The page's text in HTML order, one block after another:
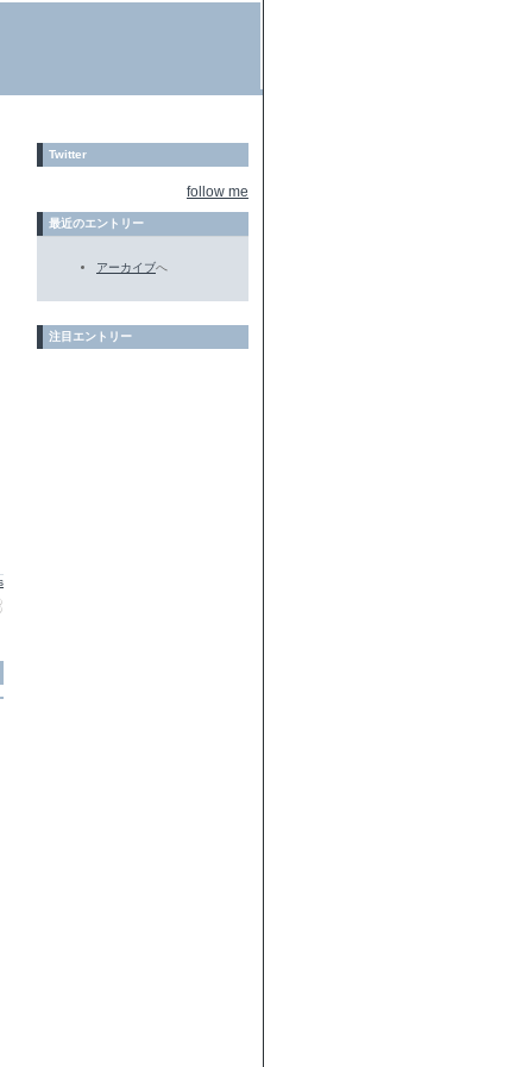
Twitter
follow me
最近のエントリー
アーカイブへ
注目エントリー